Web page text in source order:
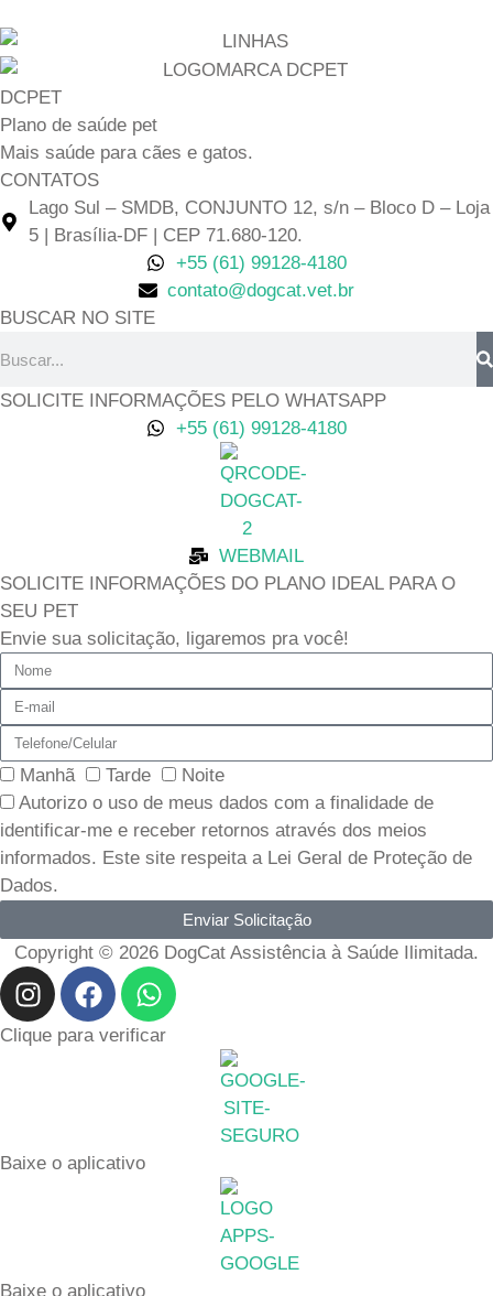
DCPET
Plano de saúde pet
Mais saúde para cães e gatos.
CONTATOS
Lago Sul – SMDB, CONJUNTO 12, s/n – Bloco D – Loja
5 | Brasília-DF | CEP 71.680-120.
+55 (61) 99128-4180
contato@dogcat.vet.br
BUSCAR NO SITE
SOLICITE INFORMAÇÕES PELO WHATSAPP
+55 (61) 99128-4180
WEBMAIL
SOLICITE INFORMAÇÕES DO PLANO IDEAL PARA O
SEU PET
Envie sua solicitação, ligaremos pra você!
Nome
E-
mail
Telefone/Celular
Escolha
o
melhor
período
Manhã Tarde
Noite
Autorizo o uso de meus dados com a finalidade de
identificar-me e receber retornos através dos meios
informados. Este site respeita a Lei Geral de Proteção de
Dados.
Enviar Solicitação
Copyright © 2026 DogCat Assistência à Saúde Ilimitada.
I
n
s
a
F
a
c
k
W
h
a
Clique para verificar
Baixe o aplicativo
Baixe o aplicativo